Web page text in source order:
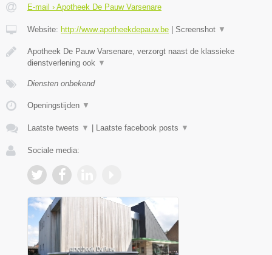
E-mail › Apotheek De Pauw Varsenare
Website: http://www.apotheekdepauw.be Screenshot ▼
Apotheek De Pauw Varsenare, verzorgt naast de klassieke
dienstverlening ook ▼
Diensten onbekend
Openingstijden ▼
Laatste tweets ▼ Laatste facebook posts ▼
Sociale media: